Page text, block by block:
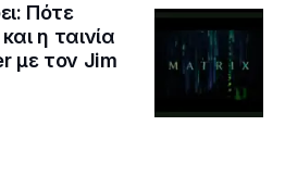
Πότε
η ταινία
με τον Jim